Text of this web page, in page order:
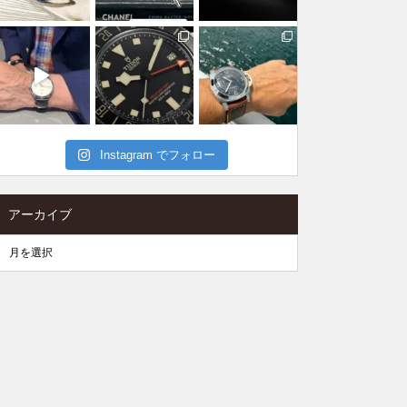
Instagram でフォロー
アーカイブ